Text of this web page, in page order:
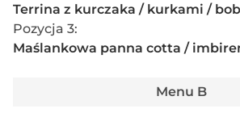
The Slavic Social
99 zł (+ 12 zł opłaty rezerwacyjnej)
Terrina z kurczaka / kurkami /
Pozycja 3:
Maślankowa panna cotta /
Menu B